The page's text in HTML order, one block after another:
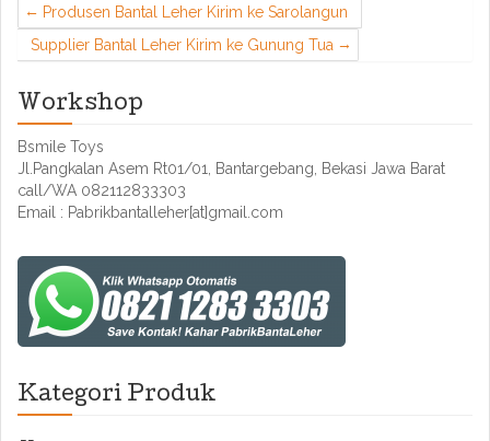
Produsen Bantal Leher Kirim ke Sarolangun
Supplier Bantal Leher Kirim ke Gunung Tua
Workshop
Bsmile Toys
Jl.Pangkalan Asem Rt01/01, Bantargebang, Bekasi Jawa Barat
call/WA 082112833303
Email : Pabrikbantalleher[at]gmail.com
Kategori Produk